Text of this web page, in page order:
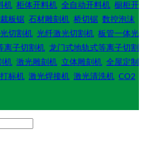
机 柜体开料机 全自动开料机 橱柜开
板锯 石材雕刻机 桥切锯 数控泡沫
切割机 光纤激光切割机 板管一体光
离子切割机 龙门式地轨式等离子切割
机 激光雕刻机 立体雕刻机 全屋定制
标机 激光焊接机 激光清洗机 CO2